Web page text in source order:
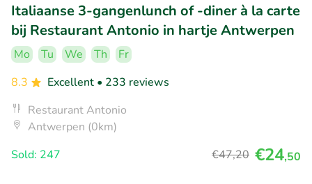
Italiaanse 3-gangenlunch of -diner à la carte
bij Restaurant Antonio in hartje Antwerpen
Mo Tu We Th
Fr
8.3
Excellent • 233 reviews
Restaurant Antonio
Antwerpen (0km)
Sold: 247
€47,20 €24,50